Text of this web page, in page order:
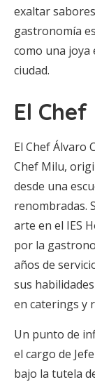
exaltar
gastronomía
como una joya
ciudad.
El Chef
El Chef Álvaro
Chef Milu,
desde una
renombradas.
arte en el IES
por la
años de
sus
en caterings y
Un punto de
el cargo de
bajo la tutela